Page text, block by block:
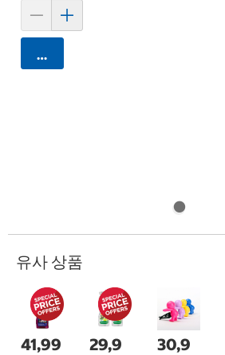
카트에 담기
유사 상품
41,99
29,9
30,9